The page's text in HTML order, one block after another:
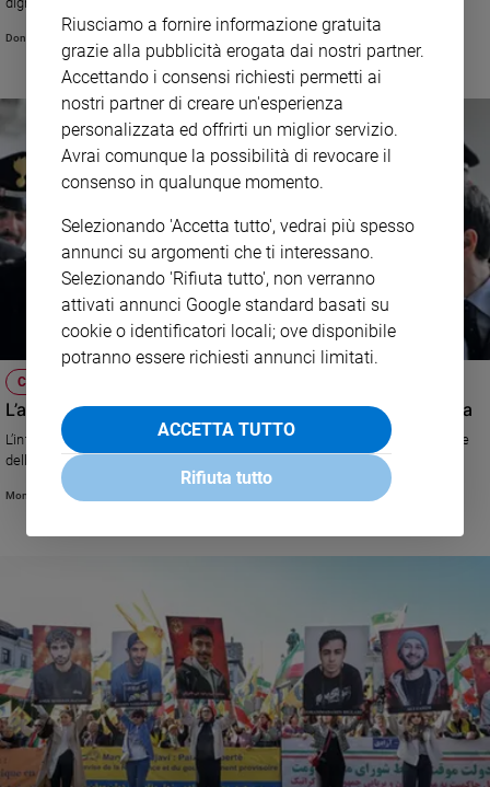
Don Vincenzo Vitale
CRONACA
L’affaire Garlasco e la rassegnazione amara all’ingiustizia
L’interesse degli italiani per la vicenda non è voyeurismo, ma espressione
della pena per un innocente in carcere
Monica Mondo
Riusciamo a fornire informazione gratuita
grazie alla pubblicità erogata dai nostri partner.
Accettando i consensi richiesti permetti ai
nostri partner di creare un'esperienza
personalizzata ed offrirti un miglior servizio.
Avrai comunque la possibilità di revocare il
consenso in qualunque momento.
Selezionando 'Accetta tutto', vedrai più spesso
annunci su argomenti che ti interessano.
Selezionando 'Rifiuta tutto', non verranno
attivati annunci Google standard basati su
cookie o identificatori locali; ove disponibile
potranno essere richiesti annunci limitati.
ACCETTA TUTTO
Rifiuta tutto